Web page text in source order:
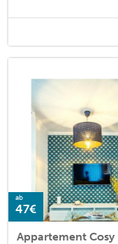
ab
47€